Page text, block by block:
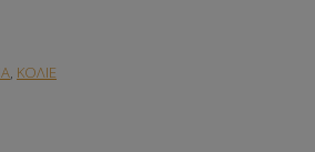
, ΚΟΛΙΕ